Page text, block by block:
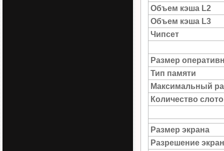
Объем кэша L2
Объем кэша L3
Чипсет
Размер
Тип памяти
Максимальный
Количество
Размер экрана
Разрешение